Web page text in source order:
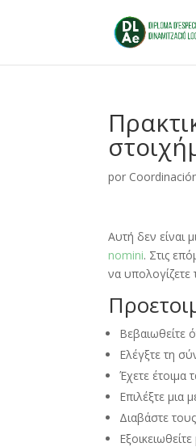
por
Αυτή δεν είναι
nomini. Στις
να υπολογίζετε
Βεβαιωθείτε
Ελέγξτε τη
Έχετε έτοιμα
Επιλέξτε μια
Διαβάστε